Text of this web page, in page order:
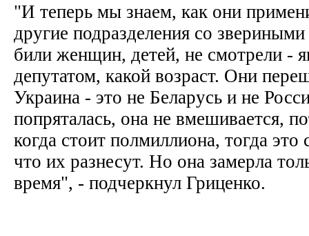
"И теперь мы знаем, как они
другие подразделения со
били женщин, детей, не смотрели -
депутатом, какой возраст. Они
Украина - это не Беларусь и не
попряталась, она не вмешивается,
когда стоит полмиллиона, тогда
что их разнесут. Но она замерла
время", - подчеркнул Гриценко.